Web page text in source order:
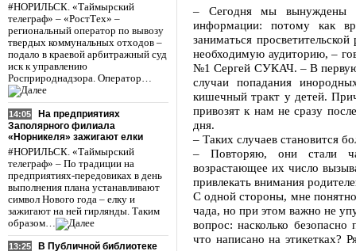
#НОРИЛЬСК. «Таймырский
телеграф» – «РостТех» –
региональный оператор по вывозу
твердых коммунальных отходов –
подало в краевой арбитражный суд
иск к управлению
Росприроднадзора. Оператор…
14:05
На предприятиях
Заполярного филиала
«Норникеля» зажигают елки
#НОРИЛЬСК. «Таймырский
телеграф» – По традиции на
предприятиях-передовиках в день
выполнения плана устанавливают
символ Нового года – елку и
зажигают на ней гирлянды. Таким
образом…
13:25
В Публичной библиотеке
– Сегодня мы вынуждены
информации: потому как
заниматься
необходимую аудиторию, –
№1 Сергей СУКАЧ. – В первую
случаи попадания
кишечный тракт у детей.
привозят к нам не сразу
дня.
– Таких случаев становится
– Повторяю, они стали
возрастающее их число
привлекать внимания
С одной стороны, мне
чада, но при этом важно не
вопрос: насколько
что написано на этикетках?